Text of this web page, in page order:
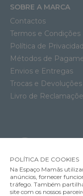
SOBRE A MARCA
Contactos
Termos e Condições
Política de
Métodos de
Envios e Entregas
Trocas e Devoluções
Livro de
POLÍTICA DE COOKIES
Na Espaço Mamãs
anúncios, fornecer
tráfego. Também
site com os nossos